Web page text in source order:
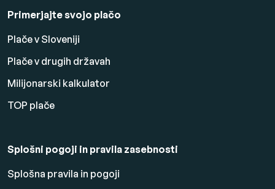
Primerjajte svojo plačo
Plače v Sloveniji
Plače v drugih državah
Milijonarski kalkulator
TOP plače
Splošni pogoji in pravila zasebnosti
Splošna pravila in pogoji